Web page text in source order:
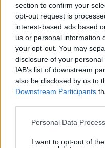
section to confirm your
opt-out request is
interest-based ads based
us or personal information
your opt-out. You may
disclosure of your
IAB’s list of downstream
also be disclosed by us to
Downstream Participants
Please note that this
not limited to your visit or
Personal Data
I want to opt-out of
υπουργός Άμυνας,
όμως λόγω των
αναχώρησε
βράδυ του Σαββάτου.
Ειδήσεις σήμερα:
αυτοσυγκράτηση